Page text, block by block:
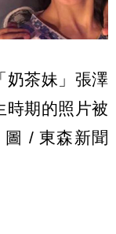
奶茶妹」張澤
時期的照片被
圖 / 東森新聞